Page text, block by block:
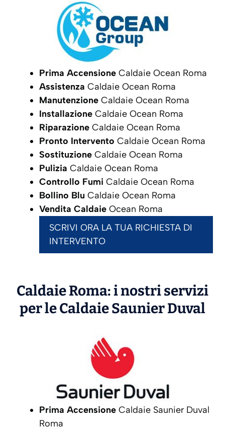
Prima Accensione Caldaie Ocean Roma
Assistenza Caldaie Ocean Roma
Manutenzione Caldaie Ocean Roma
Installazione Caldaie Ocean Roma
Riparazione Caldaie Ocean Roma
Pronto Intervento Caldaie Ocean Roma
Sostituzione Caldaie Ocean Roma
Pulizia Caldaie Ocean Roma
Controllo Fumi Caldaie Ocean Roma
Bollino Blu Caldaie Ocean Roma
Vendita Caldaie Ocean Roma
SCRIVI ORA LA TUA RICHIESTA DI
INTERVENTO
Caldaie Roma: i nostri servizi
per le CaldaieSaunier Duval
Prima Accensione Caldaie Saunier Duval
Roma